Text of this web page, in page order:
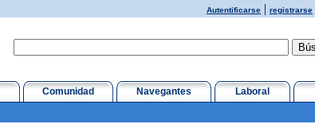
Autentificarse | registrarse
Comunidad Navegantes Laboral